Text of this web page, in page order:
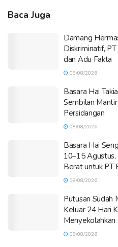
Baca Juga
Damang
Diskriminatif,
dan Adu Fakta
09/08/2026
Basara Hai
Sembilan
Persidangan
08/08/2026
Basara Hai
10–15
Berat untuk PT
08/08/2026
Putusan Sudah
Keluar 24 Hari
08/08/2026